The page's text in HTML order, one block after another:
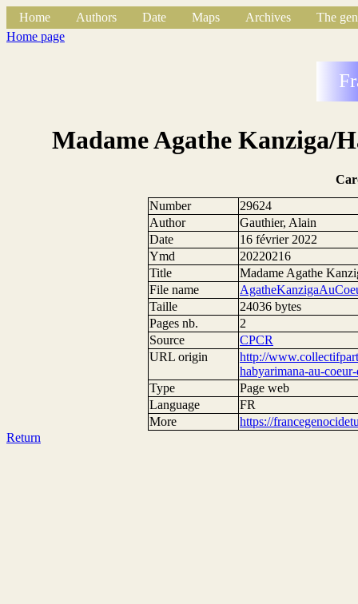
Home Authors Date Maps Archives
The
Home page
Madame Agathe Kanziga/
Number
29624
Author
Gauthier, Alain
Date
16 février 2022
Ymd
20220216
Title
Madame Agathe
File name
Taille
24036 bytes
Pages nb.
2
Source
CPCR
URL origin
http://
habyarimana-au-
Type
Page web
Language
FR
More
https://
Return